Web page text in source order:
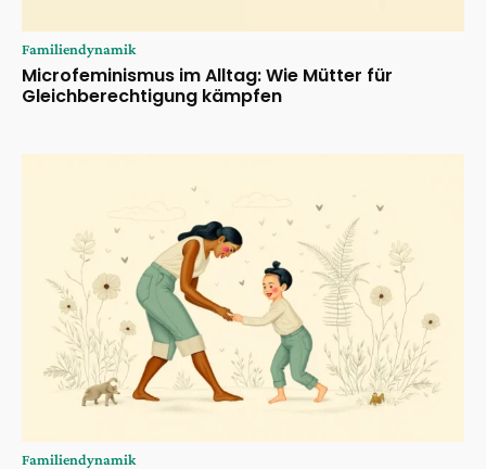
Familiendynamik
Microfeminismus im Alltag: Wie Mütter für
Gleichberechtigung kämpfen
Familiendynamik